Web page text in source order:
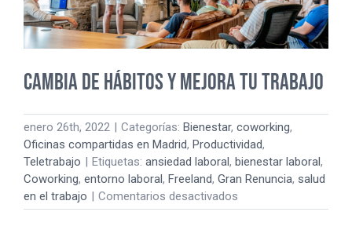
Cambia de hábitos y mejora tu trabajo
enero 26th, 2022 | Categorías: Bienestar, coworking,
Oficinas compartidas en Madrid, Productividad,
Teletrabajo | Etiquetas: ansiedad laboral, bienestar laboral,
Coworking, entorno laboral, Freeland, Gran Renuncia, salud
en el trabajo | Comentarios desactivados
Cambia